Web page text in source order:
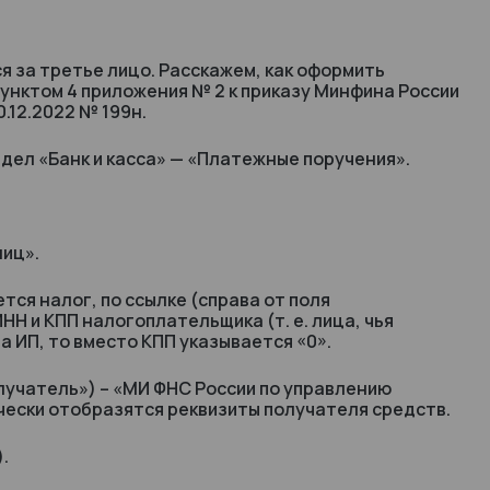
за третье лицо. Расскажем, как оформить
4 приложения № 2 к приказу Минфина России
№ 199н.
«Банк и касса» — «Платежные поручения».
налог, по ссылке (справа от поля
и КПП налогоплательщика (т. е. лица, чья
ИП, то вместо КПП указывается «0».
– «МИ ФНС России по управлению
отобразятся реквизиты получателя средств.